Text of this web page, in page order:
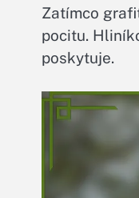
Zatímco
pocitu.
poskytuje.